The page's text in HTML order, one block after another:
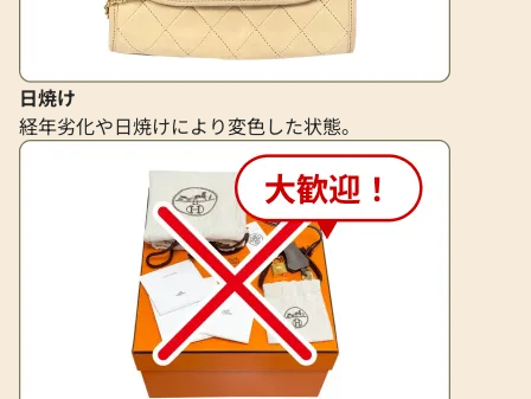
日焼け
経年劣化や日焼けにより変色した状態。